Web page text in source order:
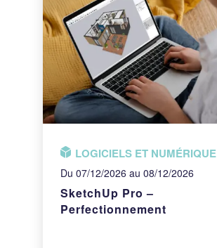
LOGICIELS ET NUMÉRIQUE
Du 07/12/2026 au 08/12/2026
SketchUp Pro –
Perfectionnement